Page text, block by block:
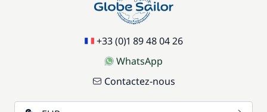
+33 (0)1 89 48 04 26
WhatsApp
Contactez-nous